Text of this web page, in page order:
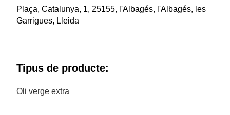
Plaça, Catalunya, 1, 25155, l'Albagés, l'Albagés, les
Garrigues, Lleida
Tipus de producte:
Oli verge extra